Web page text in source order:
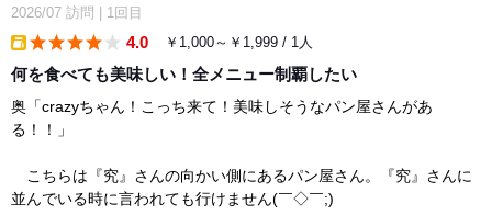
2026/07 訪問 1回目
4.0 ￥1,000～￥1,999 / 1人
何を食べても美味しい！全メニュー制覇したい
奥「crazyちゃん！こっち来て！美味しそうなパン屋さんがあ
る！！」
こちらは『究』さんの向かい側にあるパン屋さん。『究』さんに
並んでいる時に言われても行けません(￣◇￣;)